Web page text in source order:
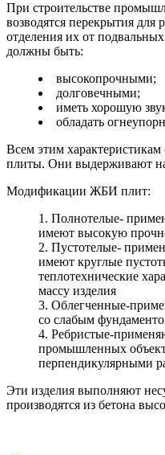
При строительстве
возводятся перекрытия для
отделения их от
должны быть:
высокопрочными;
долговечными;
иметь хорошую
обладать
Всем этим
плиты. Они выдерживают
Модификации ЖБИ плит:
Полнотелые-
имеют высокую
Пустотелые-
имеют круглые
теплотехнические
массу изделия
Облегченные-
со слабым
Ребристые-
промышленных
перпендикулярными
Эти изделия выполняют
производятся из бетона